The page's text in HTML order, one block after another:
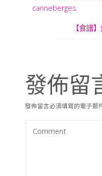
canneberges
【食譜
發佈留
發佈留言必須填寫的電子郵